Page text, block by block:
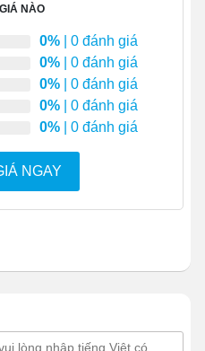
trên, bếp chiên tách dầu
con, rau củ, những mẻ
NÀO
0% | 0 đánh giá
0% | 0 đánh giá
0% | 0 đánh giá
0% | 0 đánh giá
0% | 0 đánh giá
NGAY